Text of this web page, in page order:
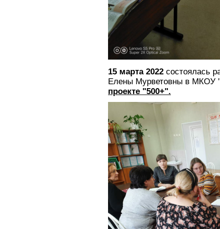
15 марта 2022 состоялась
Елены Мурветовны в МКОУ
проекте "500+".